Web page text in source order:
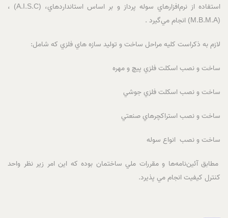
استفاده از نرم‌افزارهاي سوله پرداز و بر اساس استانداردهاي، (A.I.S.C) ،
(M.B.M.A) انجام مي‌گيرد .
لازم به ذکراست کليه مراحل ساخت و توليد سازه هاي فلزي که شامل:
ساخت و نصب اسکلت فلزي پيچ و مهره
ساخت و نصب اسکلت فلزي جوشي
ساخت و نصب استراکچرهاي صنعتي
ساخت و نصب انواع سوله
مطابق آئين‌نامه‌ها و مقررات ملي ساختمان بوده که اين امر زير نظر واحد
کنترل کيفيت انجام مي پذيرد.